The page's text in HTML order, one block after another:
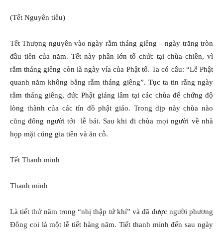
(Tết Nguyên tiêu)
Tết Thượng nguyên vào ngày rằm tháng giêng – ngày trăng tròn
đầu tiên của năm. Tết này phần lớn tổ chức tại chùa chiền, vì
rằm tháng giêng còn là ngày vía của Phật tổ. Ta có câu: “Lễ Phật
quanh năm không bằng rằm tháng giêng”. Tục ta tin rằng ngày
rằm tháng giêng, đức Phật giáng lâm tại các chùa để chứng độ
lòng thành của các tín đồ phật giáo. Trong dịp này chùa nào
cũng đông người tới lễ bái. Sau khi đi chùa mọi người về nhà
họp mặt cúng gia tiên và ăn cỗ.
Tết Thanh minh
Thanh minh
Là tiết thứ năm trong “nhị thập tứ khí” và đã được người phương
Ðông coi là một lễ tiết hàng năm. Tiết thanh minh đến sau ngày